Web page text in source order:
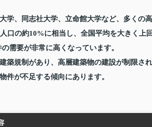
学、同志社大学、立命館大学など、多くの高
口の約10%に相当し、全国平均を大きく上
需要が非常に高くなっています。
築規制があり、高層建築物の建設が制限され
件が不足する傾向にあります。